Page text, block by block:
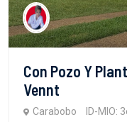
Con Pozo Y
Vennt
Carabobo ID-MIO: